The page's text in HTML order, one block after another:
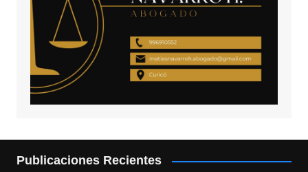
Publicaciones Recientes